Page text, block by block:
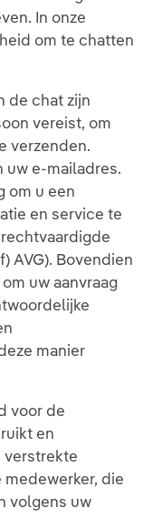
In onze
om te chatten
de chat zijn
vereist, om
verzenden.
uw e-mailadres.
om u een
en service te
AVG). Bovendien
uw aanvraag
manier
voor de
en
verstrekte
die
volgens uw